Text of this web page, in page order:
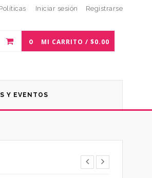
Iniciar sesión Registrarse
0 MI CARRITO / $0.00
Y EVENTOS